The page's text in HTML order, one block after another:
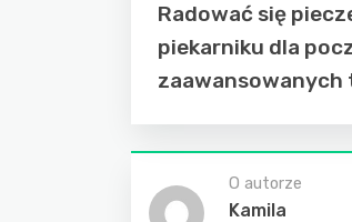
Radować się
piekarniku dla
O autorze
Kamila